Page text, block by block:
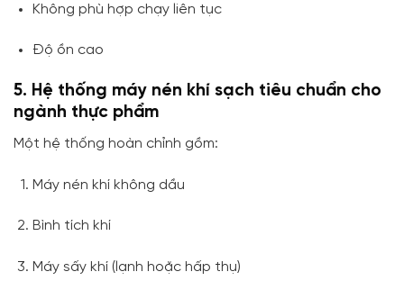
Không phù hợp chạy liên tục
Độ ồn cao
5. Hệ thống máy nén khí sạch tiêu chuẩn cho
ngành thực phẩm
Một hệ thống hoàn chỉnh gồm:
Máy nén khí không dầu
Bình tích khí
Máy sấy khí (lạnh hoặc hấp thụ)